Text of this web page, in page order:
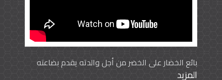
بائع الخضار علي الخضر من أجل والدته يقدم بضاعته
بأسعار مخفضة لمرضى الفشل الكلوي
المزيد